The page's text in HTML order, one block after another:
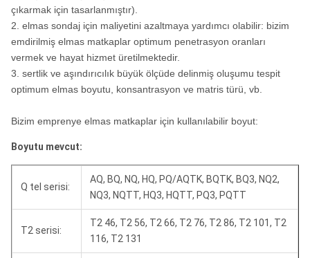
çıkarmak için tasarlanmıştır).
2. elmas sondaj için maliyetini azaltmaya yardımcı olabilir: bizim
emdirilmiş elmas matkaplar optimum penetrasyon oranları
vermek ve hayat hizmet üretilmektedir.
3. sertlik ve aşındırıcılık büyük ölçüde delinmiş oluşumu tespit
optimum elmas boyutu, konsantrasyon ve matris türü, vb.
Bizim emprenye elmas matkaplar için kullanılabilir boyut:
Boyutu mevcut:
Q tel serisi:
AQ, BQ, NQ, HQ, PQ/AQTK, BQTK, BQ3, NQ2,
NQ3, NQTT, HQ3, HQTT, PQ3, PQTT
T2 serisi:
T2 46, T2 56, T2 66, T2 76, T2 86, T2 101, T2
116, T2 131